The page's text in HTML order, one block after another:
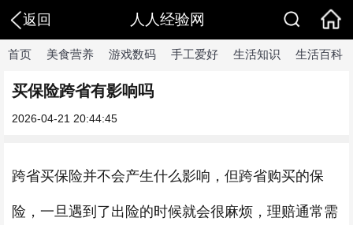
返回 人人经验网
首页 美食营养 游戏数码 手工爱好 生活知识 生活百科
买保险跨省有影响吗
2026-04-21 20:44:45
跨省买保险并不会产生什么影响，但跨省购买的保
险，一旦遇到了出险的时候就会很麻烦，理赔通常需